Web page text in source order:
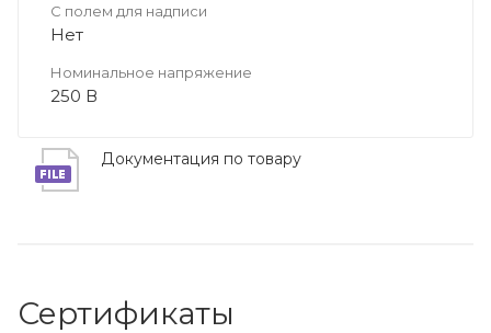
С полем для надписи
Нет
Номинальное напряжение
250 В
Документация по товару
Сертификаты